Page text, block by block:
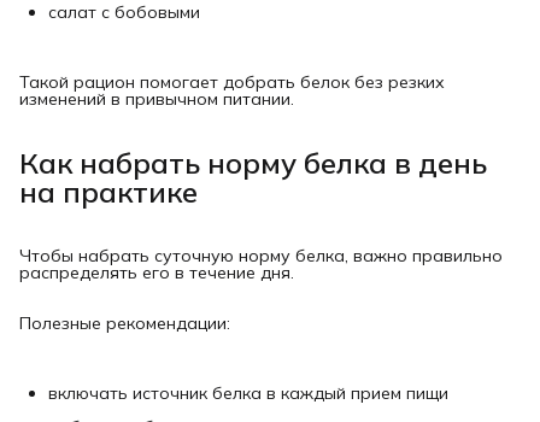
салат с бобовыми
Такой рацион помогает добрать белок без резких
изменений в привычном питании.
Как набрать норму белка в день
на практике
Чтобы набрать суточную норму белка, важно правильно
распределять его в течение дня.
Полезные рекомендации:
включать источник белка в каждый прием пищи